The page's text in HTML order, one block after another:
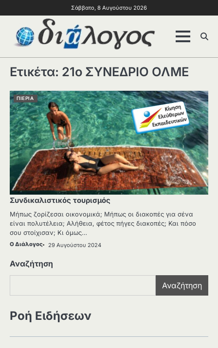
Σάββατο, 8 Αυγούστου 2026
Ετικέτα: 21ο ΣΥΝΕΔΡΙΟ ΟΛΜΕ
ΠΙΕΡΙΑ
Συνδικαλιστικός τουρισμός
Μήπως ζορίζεσαι οικονομικά; Μήπως οι διακοπές για σένα
είναι πολυτέλεια; Αλήθεια, φέτος πήγες διακοπές; Και πόσο
σου στοίχισαν; Κι όμως…
Ο Διάλογος 29 Αυγούστου 2024
Αναζήτηση
Αναζήτηση
Ροή Ειδήσεων